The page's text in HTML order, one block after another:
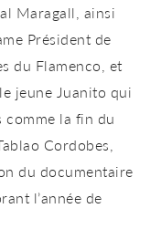
Maragall, ainsi
Président de
du Flamenco, et
jeune Juanito qui
comme la fin du
Cordobes,
du documentaire
l’année de